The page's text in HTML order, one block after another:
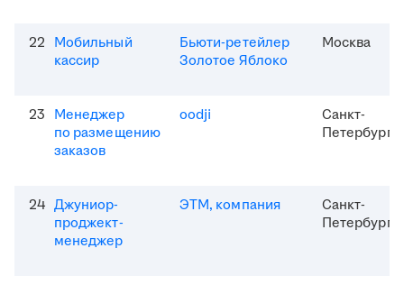
22 Мобильный
кассир
Бьюти-ретейлер
Золотое Яблоко
Москва
23 Менеджер
по размещению
заказов
oodji
Санкт-
Петербург
24 Джуниор-
проджект-
менеджер
ЭТМ, компания
Санкт-
Петербург